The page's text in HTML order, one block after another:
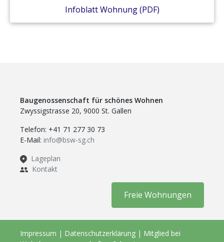
Infoblatt Wohnung (PDF)
Baugenossenschaft für schönes Wohnen
Zwyssigstrasse 20, 9000 St. Gallen
Telefon: +41 71 277 30 73
E-Mail: info@bsw-sg.ch
Lageplan
Kontakt
Freie Wohnungen
Impressum | Datenschutzerklärung | Mitglied bei